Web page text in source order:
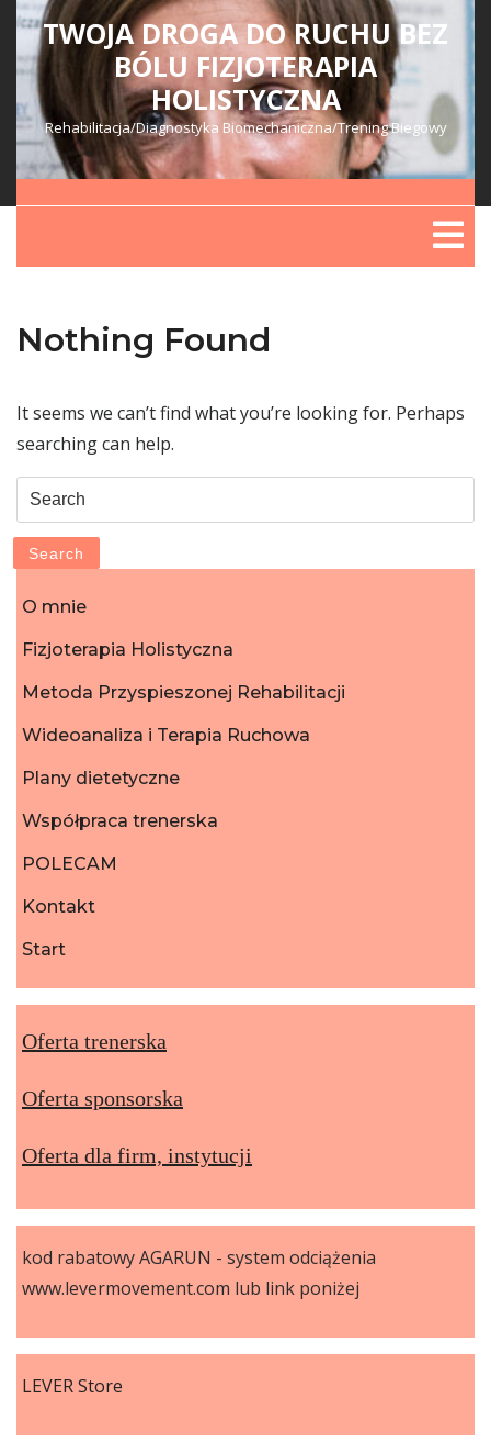
Skip
content
TWOJA DROGA DO RUCHU BEZ
BÓLU FIZJOTERAPIA
HOLISTYCZNA
Rehabilitacja/Diagnostyka Biomechaniczna/Trening Biegowy
Nothing Found
It seems we can’t find what you’re looking for. Perhaps
searching can help.
Search
Search
O mnie
Fizjoterapia Holistyczna
Metoda Przyspieszonej Rehabilitacji
Wideoanaliza i Terapia Ruchowa
Plany dietetyczne
Współpraca trenerska
POLECAM
Kontakt
Start
Oferta trenerska
Oferta sponsorska
Oferta dla firm, instytucji
kod rabatowy AGARUN - system odciążenia
www.levermovement.com lub link poniżej
LEVER Store